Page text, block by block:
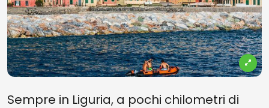
Sempre in Liguria, a pochi chilometri di